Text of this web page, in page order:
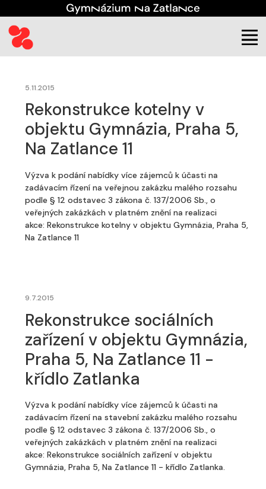
Úřední deska Veřejné zakázky (aktuální)
5.11.2015
Rekonstrukce kotelny v
objektu Gymnázia, Praha 5,
Na Zatlance 11
Výzva k podání nabídky více zájemců k účasti na
zadávacím řízení na veřejnou zakázku malého rozsahu
podle § 12 odstavec 3 zákona č. 137/2006 Sb., o
veřejných zakázkách v platném znění na realizaci
akce: Rekonstrukce kotelny v objektu Gymnázia, Praha 5,
Na Zatlance 11
9.7.2015
Rekonstrukce sociálních
zařízení v objektu Gymnázia,
Praha 5, Na Zatlance 11 -
křídlo Zatlanka
Výzva k podání nabídky více zájemců k účasti na
zadávacím řízení na stavební zakázku malého rozsahu
podle § 12 odstavec 3 zákona č. 137/2006 Sb., o
veřejných zakázkách v platném znění na realizaci
akce: Rekonstrukce sociálních zařízení v objektu
Gymnázia, Praha 5, Na Zatlance 11 - křídlo Zatlanka.